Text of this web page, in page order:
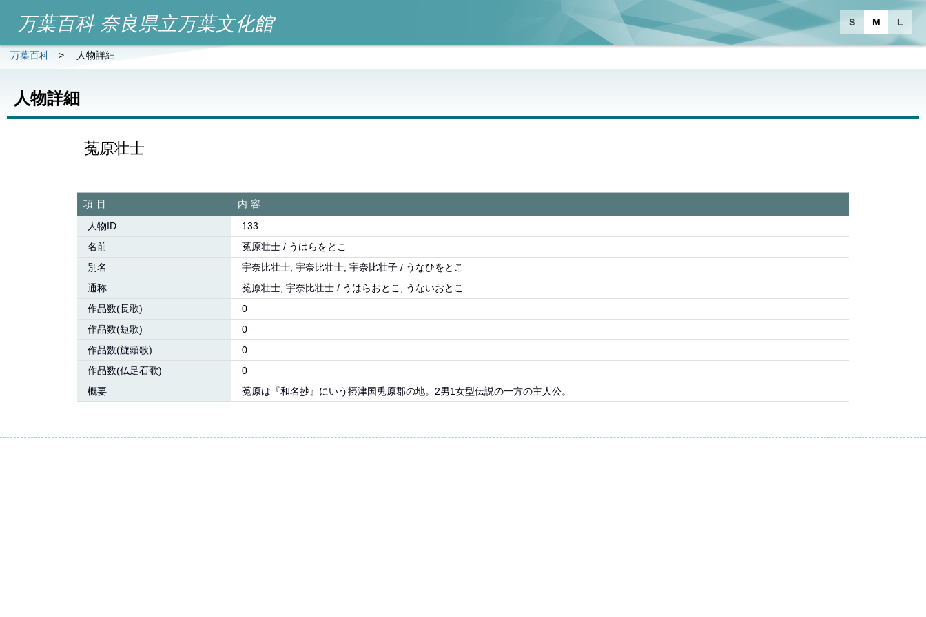
S M L
万葉百科 奈良県立万葉文化館
万葉百科 > 人物詳細
人物詳細
菟原壮士
項目
内容
人物ID
133
名前
菟原壮士 / うはらをとこ
別名
宇奈比壮士, 宇奈比壮士, 宇奈比壮子 / うなひをとこ
通称
菟原壮士, 宇奈比壮士 / うはらおとこ, うないおとこ
作品数(長歌)
0
作品数(短歌)
0
作品数(旋頭歌)
0
作品数(仏足石歌)
0
概要
菟原は『和名抄』にいう摂津国兎原郡の地。2男1女型伝説の一方の主人公。